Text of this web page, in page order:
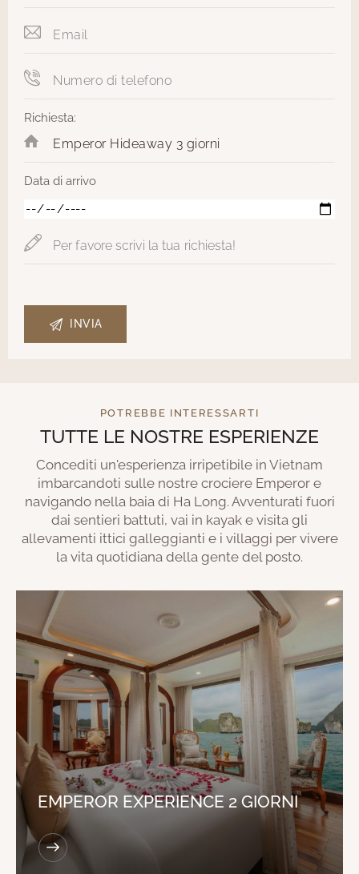
Richiesta:
Data di arrivo
POTREBBE INTERESSARTI
TUTTE LE NOSTRE ESPERIENZE
Concediti un'esperienza irripetibile in Vietnam
imbarcandoti sulle nostre crociere Emperor e
navigando nella baia di Ha Long. Avventurati fuori
dai sentieri battuti, vai in kayak e visita gli
allevamenti ittici galleggianti e i villaggi per vivere
la vita quotidiana della gente del posto.
EMPEROR EXPERIENCE 2 GIORNI